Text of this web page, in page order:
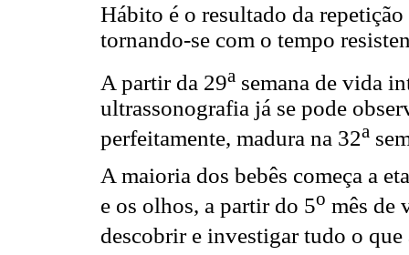
Hábito é o resultado da
tornando-se com o tempo
A partir da 29a semana de vida
ultrassonografia já se pode
perfeitamente, madura na 32a
A maioria dos bebês começa a
e os olhos, a partir do 5o mês de
descobrir e investigar tudo o que